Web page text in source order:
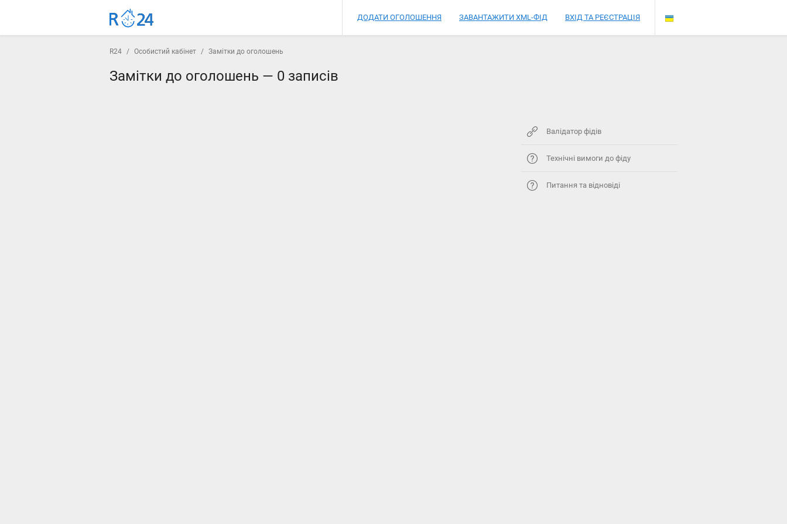
ДОДАТИ ОГОЛОШЕННЯ ЗАВАНТАЖИТИ XML-ФІД ВХІД ТА РЕЄСТРАЦІЯ
R24 / Особистий кабінет / Замітки до оголошень
Замітки до оголошень — 0 записів
Валідатор фідів
Технічні вимоги до фіду
Питання та відновіді